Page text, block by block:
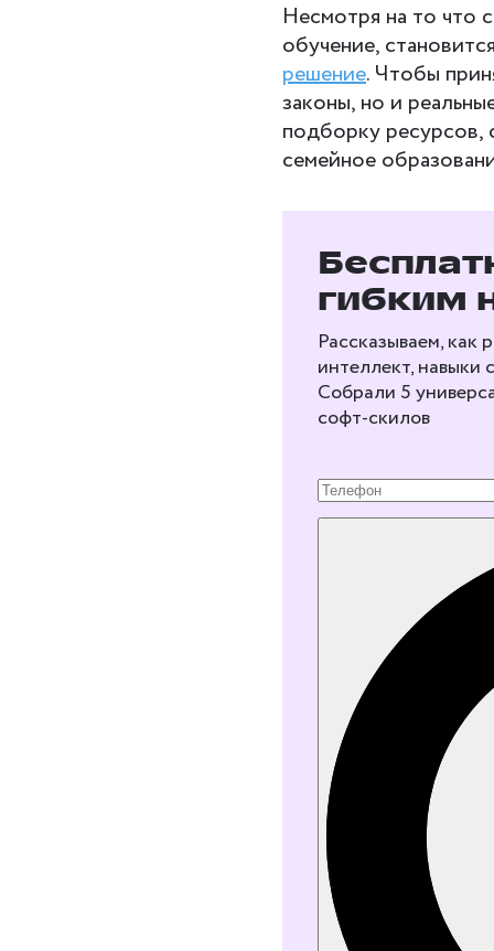
Несмотря на то что
обучение,
решение. Чтобы
законы, но и
подборку
семейное
гибким
Рассказываем, как
интеллект, навыки
Собрали 5
софт‑скилов